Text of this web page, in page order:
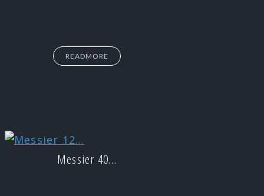
READMORE
Messier 40…